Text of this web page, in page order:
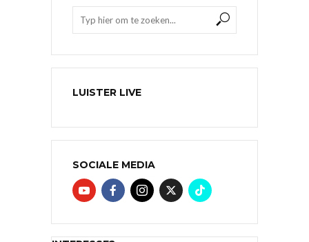
LUISTER LIVE
SOCIALE MEDIA